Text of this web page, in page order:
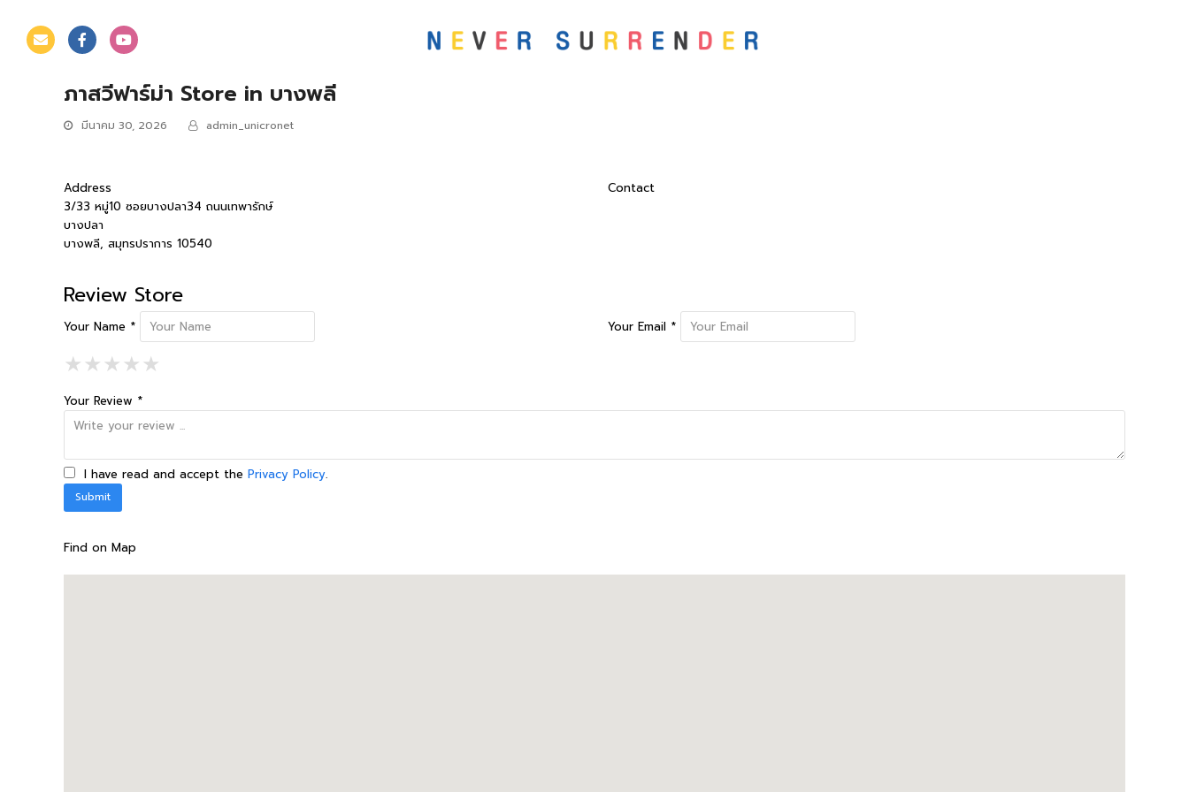
ภาสวีฟาร์ม่า Store in บางพลี
มีนาคม 30, 2026 admin_unicronet
Address
3/33 หมู่10 ซอยบางปลา34 ถนนเทพารักษ์
บางปลา
บางพลี, สมุทรปราการ 10540
Contact
Review Store
Your Name * Your Email *
★1 Star
★★2 Stars
★★★3 Stars
★★★★4 Stars
★★★★★5 Stars
Your Review *
I have read and accept the Privacy Policy.
Find on Map